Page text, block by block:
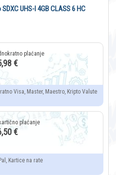
UHS-I 4GB CLASS 6 HC
€
Visa, Master, Maestro, Kripto Valute
€
Kartice na rate